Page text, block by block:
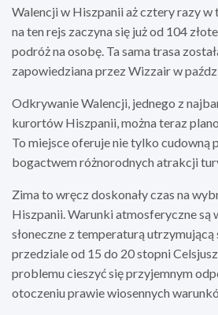
Walencji w Hiszpanii aż cztery razy w
na ten rejs zaczyna się już od 104
podróż na osobę. Ta sama trasa
zapowiedziana przez Wizzair w
Odkrywanie Walencji, jednego z
kurortów Hiszpanii, można teraz
To miejsce oferuje nie tylko cudowną
bogactwem różnorodnych atrakcji
Zima to wręcz doskonały czas na
Hiszpanii. Warunki atmosferyczne są
słoneczne z temperaturą utrzymującą
przedziale od 15 do 20 stopni
problemu cieszyć się przyjemnym
otoczeniu prawie wiosennych